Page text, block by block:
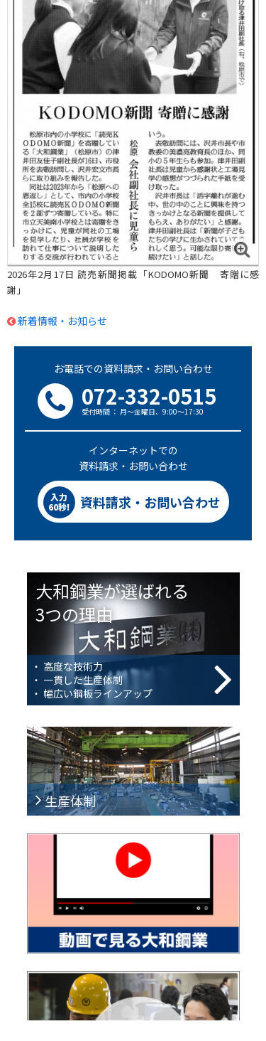
2026年2月17日 読売新聞掲載「KODOMO新聞 寄贈に感
謝」
新着情報・お知らせ
お電話での資料請求・お問い合わせ
072-332-0515
受付時間 ： 月～金曜日、9:00～17:30
インターネットでの
資料請求・お問い合わせ
入力
60秒!
資料請求・お問い合わせ
大和鋼業が選ばれる
3つの理由
・ 高度な技術力
・ 一貫した生産体制
・ 幅広い鋼板ラインアップ
生産体制
6つの工場で一貫した生産体制を構築。